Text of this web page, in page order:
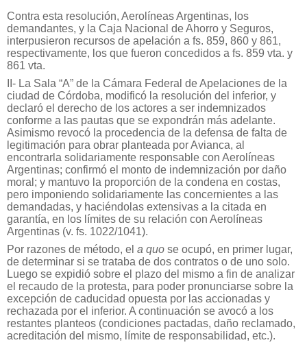
Contra esta resolución, Aerolíneas Argentinas, los
demandantes, y la Caja Nacional de Ahorro y Seguros,
interpusieron recursos de apelación a fs. 859, 860 y 861,
respectivamente, los que fueron concedidos a fs. 859 vta. y
861 vta.
II- La Sala “A” de la Cámara Federal de Apelaciones de la
ciudad de Córdoba, modificó la resolución del inferior, y
declaró el derecho de los actores a ser indemnizados
conforme a las pautas que se expondrán más adelante.
Asimismo revocó la procedencia de la defensa de falta de
legitimación para obrar planteada por Avianca, al
encontrarla solidariamente responsable con Aerolíneas
Argentinas; confirmó el monto de indemnización por daño
moral; y mantuvo la proporción de la condena en costas,
pero imponiendo solidariamente las concernientes a las
demandadas, y haciéndolas extensivas a la citada en
garantía, en los límites de su relación con Aerolíneas
Argentinas (v. fs. 1022/1041).
Por razones de método, el a quo se ocupó, en primer lugar,
de determinar si se trataba de dos contratos o de uno solo.
Luego se expidió sobre el plazo del mismo a fin de analizar
el recaudo de la protesta, para poder pronunciarse sobre la
excepción de caducidad opuesta por las accionadas y
rechazada por el inferior. A continuación se avocó a los
restantes planteos (condiciones pactadas, daño reclamado,
acreditación del mismo, límite de responsabilidad, etc.).